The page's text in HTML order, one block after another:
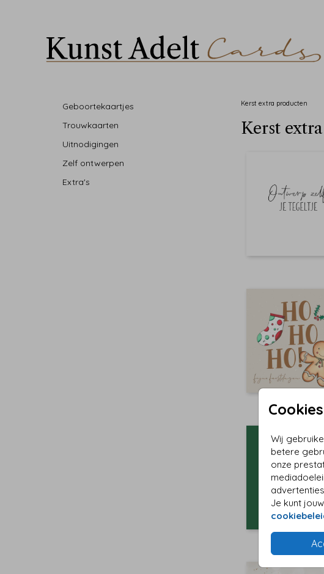
Cookies
Wij
betere
onze
Je kunt
Geboortekaartjes
Trouwkaarten
Uitnodigingen
Zelf ontwerpen
Extra's
Kerst extra producten
Kerst